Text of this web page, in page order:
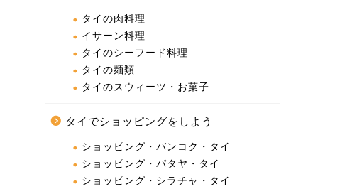
タイの肉料理
イサーン料理
タイのシーフード料理
タイの麺類
タイのスウィーツ・お菓子
タイでショッピングをしよう
ショッピング・バンコク・タイ
ショッピング・パタヤ・タイ
ショッピング・シラチャ・タイ